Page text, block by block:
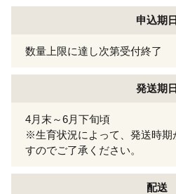
申込期日
数量上限に達し次第受付終了
発送期日
4月末～6月下旬頃
※生育状況によって、発送時期
すのでご了承ください。
配送